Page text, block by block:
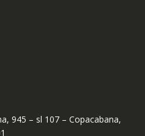
945 – sl 107 – Copacabana,